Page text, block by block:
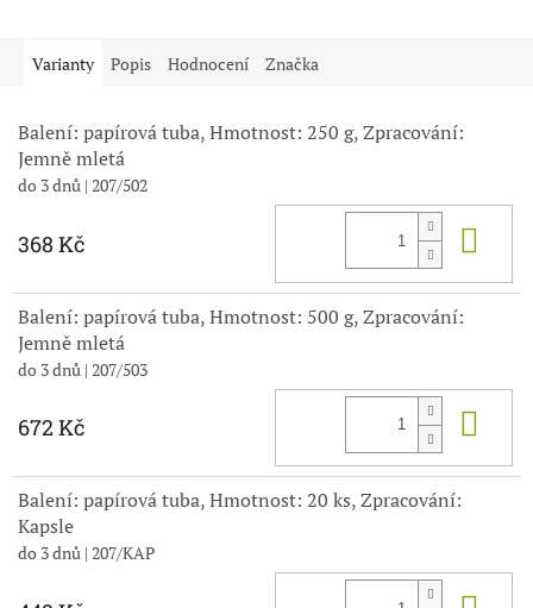
Varianty Popis Hodnocení Značka
Balení: papírová tuba, Hmotnost: 250 g, Zpracování:
Jemně mletá
do 3 dnů | 207/502
368 Kč
Balení: papírová tuba, Hmotnost: 500 g, Zpracování:
Jemně mletá
do 3 dnů | 207/503
672 Kč
Balení: papírová tuba, Hmotnost: 20 ks, Zpracování:
Kapsle
do 3 dnů | 207/KAP